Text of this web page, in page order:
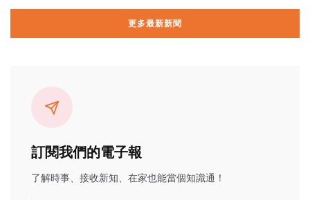
更多最新新聞
訂閱我們的電子報
了解時事、接收新知、在家也能當個知識通！